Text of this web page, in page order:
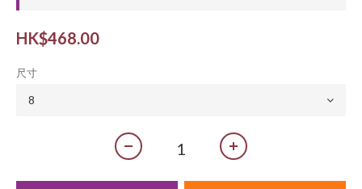
HK$468.00
尺寸